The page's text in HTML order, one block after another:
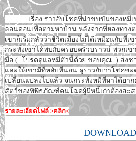
เรื่อง ราวอับโชคที่น่าขบขันของหมีเปรู
ลอนดอนเพื่อตามหาบ้าน หลังจากที่หลงทาง
เขาก็เริ่มกลัวว่าชีวิตเมืองไม่ได้เหมือนกับที่เ
กระทั่งเขาได้พบกับครอบครัวบราวน์ พวกเ
มือ ( โปรดดูแลหมีตัวนี้ด้วย ขอบคุณ ) ส่งชา
และให้เขามีที่หลับที่นอน ดูราวกับว่าโชคช
เปลี่ยนแปลงไปแล้ว จนกระทั่งหมีที่หาได้ยา
สัตว์ของพิพิธภัณฑ์คนโฉดผู้มีหนี้เก่าต้องสะส
รายละเอียดไฟล์ >คลิก<
DOWNLOAD